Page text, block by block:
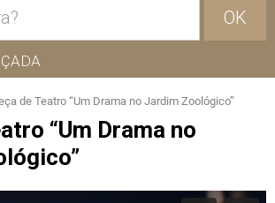
OK
de Teatro “Um Drama no Jardim Zoológico”
“Um Drama no